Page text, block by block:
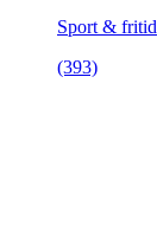
Sport & fritid
(393)